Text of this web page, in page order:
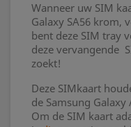
Wanneer uw SIM
Galaxy SA56 krom,
bent deze SIM tray
deze vervangende
zoekt!
Deze SIMkaart
de Samsung
Om de SIM kaart